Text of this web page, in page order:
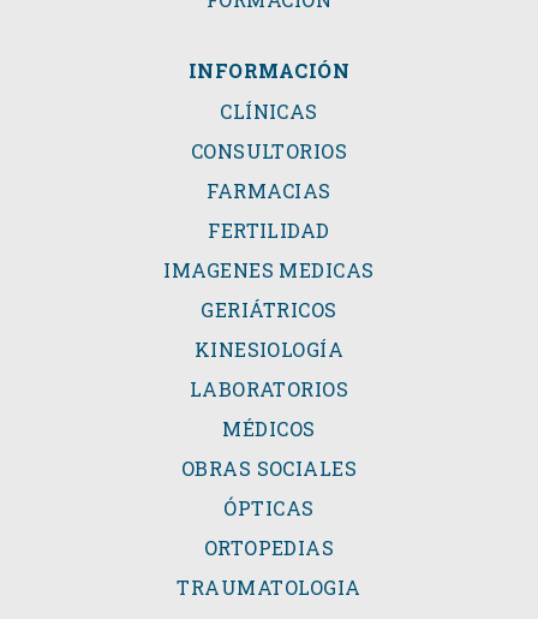
INFORMACIÓN
CLÍNICAS
CONSULTORIOS
FARMACIAS
FERTILIDAD
IMAGENES MEDICAS
GERIÁTRICOS
KINESIOLOGÍA
LABORATORIOS
MÉDICOS
OBRAS SOCIALES
ÓPTICAS
ORTOPEDIAS
TRAUMATOLOGIA